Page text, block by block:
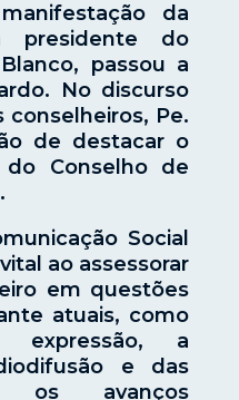
da
presidente do
passou a
No discurso
Pe.
de destacar o
do Conselho de
Social
ao assessorar
em questões
atuais, como
a
e das
os avanços